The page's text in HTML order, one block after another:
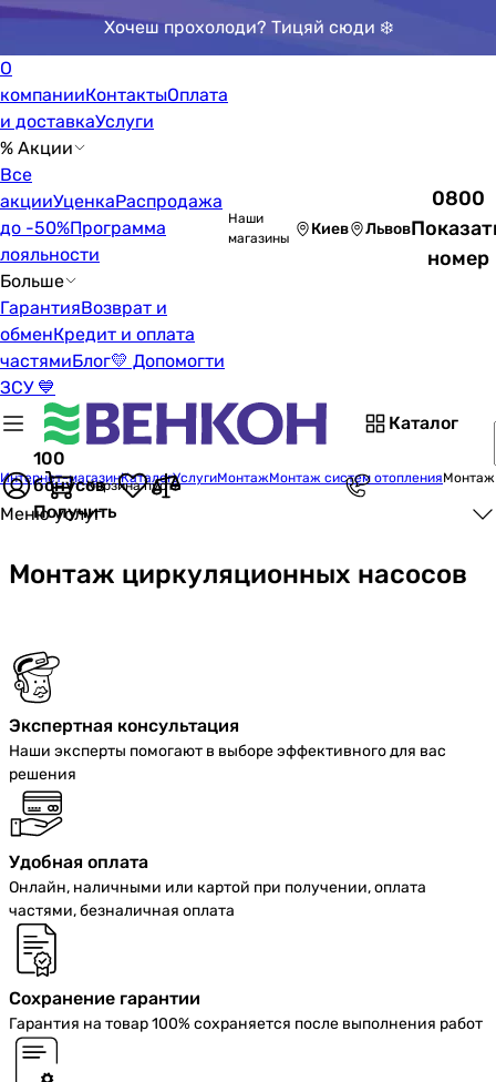
Хочеш прохолоди? Тицяй сюди ❄️
О
компанииКонтактыОплата
и доставкаУслуги
% Акции
Все
акцииУценкаРаспродажа
до -50%Программа
лояльности
Больше
ГарантияВозврат и
обменКредит и оплата
частямиБлог💛 Допомогти
ЗСУ 💙
Наши
магазины
Киев Львов
0800
номер
Каталог
100
бонусов
Получить
Корзина пуста
Интернет-магазинКаталогУслугиМонтажМонтаж систем отопленияМонтаж
Монтаж циркуляционных насосов
Экспертная консультация
Наши эксперты помогают в выборе эффективного для вас
решения
Удобная оплата
Онлайн, наличными или картой при получении, оплата
частями, безналичная оплата
Сохранение гарантии
Гарантия на товар 100% сохраняется после выполнения работ
Меню услуг